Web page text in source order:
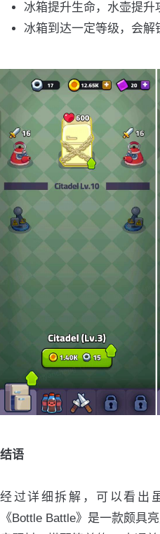
冰箱提升生命，水壶提升
冰箱到达一定等级，会解
结语
经过详细拆解，可以看出
《Bottle Battle》是一款颇具